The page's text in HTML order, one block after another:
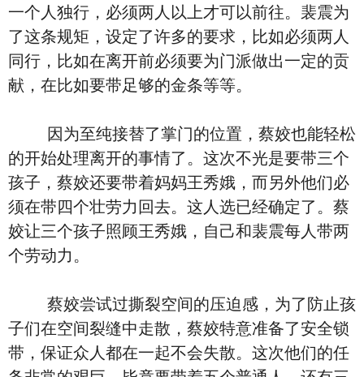
一个人独行，必须两人以上才可以前往。裴震为
了这条规矩，设定了许多的要求，比如必须两人
同行，比如在离开前必须要为门派做出一定的贡
献，在比如要带足够的金条等等。
因为至纯接替了掌门的位置，蔡姣也能轻松
的开始处理离开的事情了。这次不光是要带三个
孩子，蔡姣还要带着妈妈王秀娥，而另外他们必
须在带四个壮劳力回去。这人选已经确定了。蔡
姣让三个孩子照顾王秀娥，自己和裴震每人带两
个劳动力。
蔡姣尝试过撕裂空间的压迫感，为了防止孩
子们在空间裂缝中走散，蔡姣特意准备了安全锁
带，保证众人都在一起不会失散。这次他们的任